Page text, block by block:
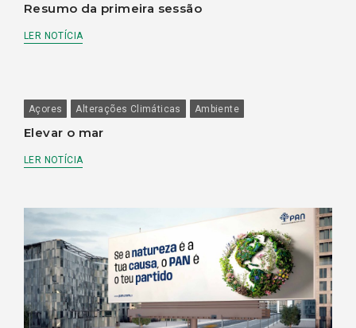
Resumo da primeira sessão
LER NOTÍCIA
Açores Alterações Climáticas Ambiente
Elevar o mar
LER NOTÍCIA